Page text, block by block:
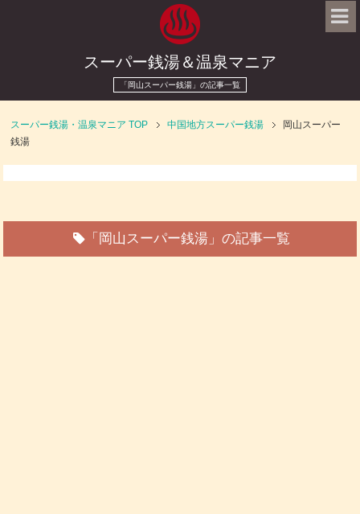
スーパー銭湯＆温泉マニア
「岡山スーパー銭湯」の記事一覧
スーパー銭湯・温泉マニア TOP 中国地方スーパー銭湯
岡山スーパー
銭湯
「岡山スーパー銭湯」の記事一覧